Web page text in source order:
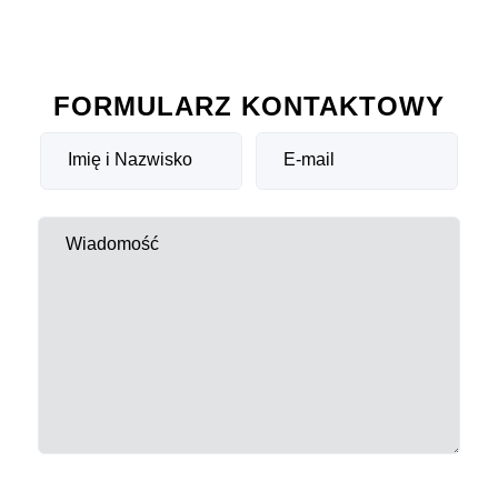
FORMULARZ KONTAKTOWY